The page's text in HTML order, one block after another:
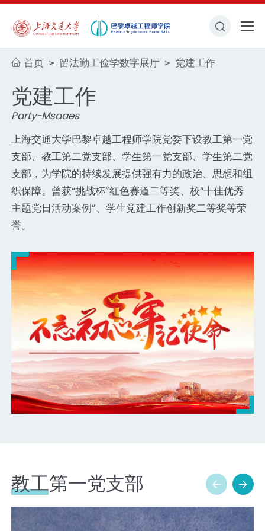
首页 > 留法勤工俭学数字展厅 > 党建工作
党建工作
Party-Msaaes
上海交通大学巴黎卓越工程师学院党委下设教工第一党
支部、教工第二党支部、学生第一党支部、学生第二党
支部，为学院的持续发展提供强有力的政治、思想和组
织保障。曾获“挑战杯”红色赛道二等奖、校“十佳优秀
主题党日活动案例”、学生党建工作创新奖二等奖等荣
誉。
教工第一党支部